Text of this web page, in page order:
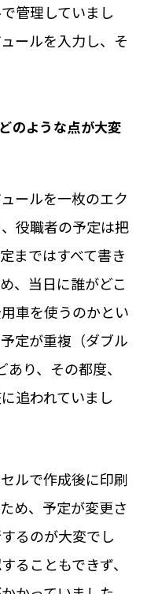
管理していまし
ールを入力し、そ
のような点が大変
ールを一枚のエク
役職者の予定は把
まではすべて書き
、当日に誰がどこ
車を使うのかとい
定が重複（ダブル
り、その都度、
追われていまし
ルで作成後に印刷
め、予定が変更さ
るのが大変でし
ることもできず、